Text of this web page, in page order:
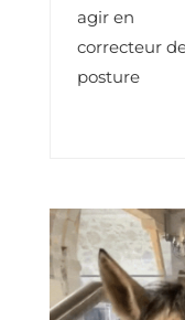
agir en
correcteur
posture